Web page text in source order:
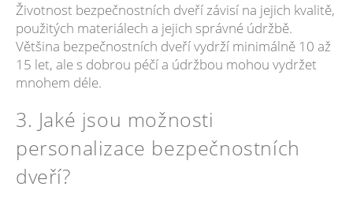
Životnost bezpečnostních dveří závisí na jejich kvalitě,
použitých materiálech a jejich správné údržbě.
Většina bezpečnostních dveří vydrží minimálně 10 až
15 let, ale s dobrou péčí a údržbou mohou vydržet
mnohem déle.
3. Jaké jsou možnosti
personalizace bezpečnostních
dveří?